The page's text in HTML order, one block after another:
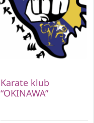
Karate klub
“OKINAWA”